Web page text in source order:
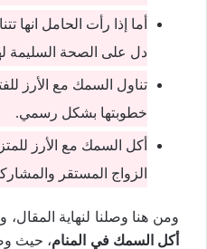
أما إذا رأت الحامل انها
دل على الصحة السليمة
تناول السمك مع الأرز
خطوبتها بشكل رسمي.
أكل السمك مع الأرز
الزواج المستقر
ومن هنا وصلنا لنهاية
أكل السمك في المنام، حيث